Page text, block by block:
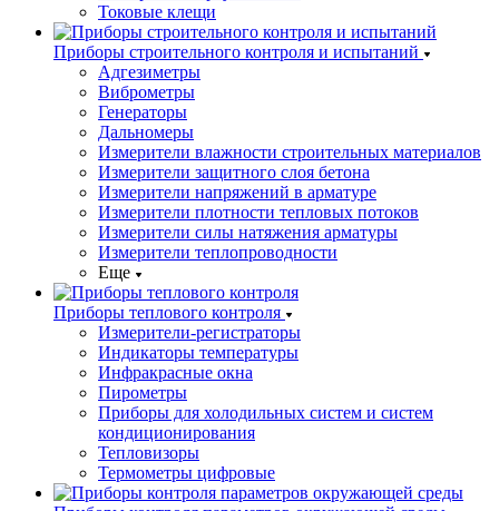
Токовые клещи
Приборы строительного контроля и испытаний
Адгезиметры
Виброметры
Генераторы
Дальномеры
Измерители влажности строительных материалов
Измерители защитного слоя бетона
Измерители напряжений в арматуре
Измерители плотности тепловых потоков
Измерители силы натяжения арматуры
Измерители теплопроводности
Еще
Приборы теплового контроля
Измерители-регистраторы
Индикаторы температуры
Инфракрасные окна
Пирометры
Приборы для холодильных систем и систем
кондиционирования
Тепловизоры
Термометры цифровые